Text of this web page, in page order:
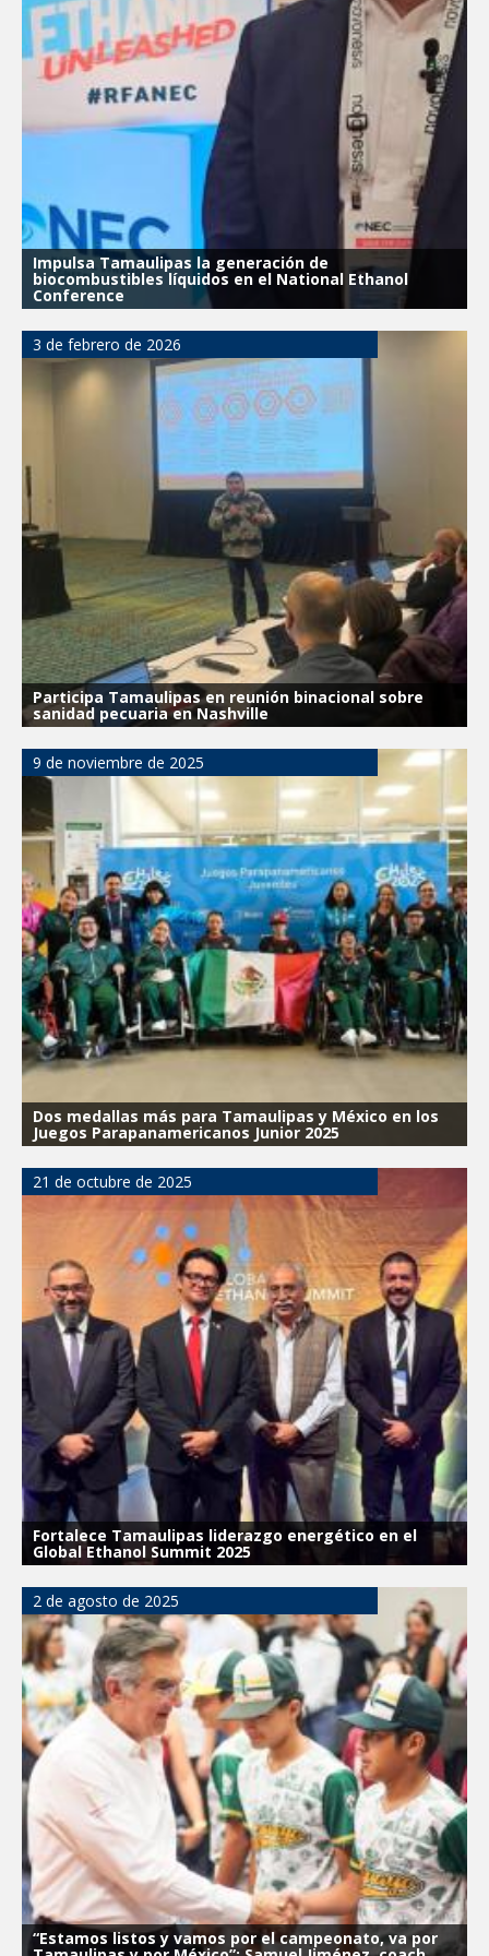
La UAT, Gobierno del Estado y
ganaderos consolidan proyecto “Carne
Tam
GOBIERNO MUNICIPAL INVITA A
CAMPAÑA DE TAMIZAJE AUDITIVO
GRATUITO PARA RECIÉN NACIDOS EN
CLÍNICA UNE NUEVA ERA
Entregó Carlos Peña Ortiz apoyos de
"Mamá Luchona", acompañado por la
Senadora Maki Esther Ortiz Domínguez
Instala Sector Salud Comité Estatal de
Calidad en Salud para garantizar un trato
digno y humanitario a los pacientes
GOBIERNO MUNICIPAL LLEVARÁ
“PRESIDENCIA CERQUITA DE TI” A LAS
COLONIAS JARDÍN Y SAN RAFAEL
ciudadanos
ATIENDE COMAPA MÁS DE 1800
REPORTES RECIBIDOS A TRAVÉS DEL
073 DURANTE JULIO
Llevó Carlos Peña Ortiz programa
Subsidio del Agua a Valle Soleado
Prepara DIF Tamaulipas actividades para
conmemorar el mes de las personas
adultas mayores
GOBIERNO MUNICIPAL Y ESTATAL
CELEBRARÁN FERIA DEL EMPLEO EL
PRÓXIMO 18 DE AGOSTO
Logra STPS la generación de empleo
con más de 6 mil 900 colocaciones en
Tamaulipas
Impulsa Tamaulipas la generación de
biocombustibles líquidos en el National Ethanol
Conference
3 de febrero de 2026
Participa Tamaulipas en reunión binacional sobre
sanidad pecuaria en Nashville
9 de noviembre de 2025
Dos medallas más para Tamaulipas y México en los
Juegos Parapanamericanos Junior 2025
21 de octubre de 2025
Fortalece Tamaulipas liderazgo energético en el
Global Ethanol Summit 2025
2 de agosto de 2025
“Estamos listos y vamos por el campeonato, va por